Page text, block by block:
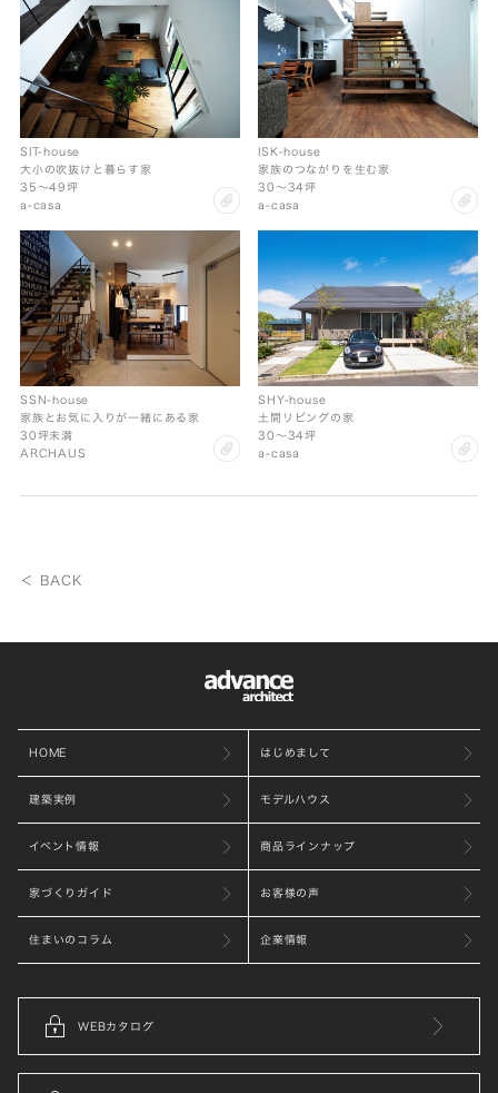
SIT-house
大小の吹抜けと暮らす家
35〜49坪
a-casa
ISK-house
家族のつながりを生む家
30〜34坪
a-casa
SSN-house
家族とお気に入りが一緒にある家
30坪未満
ARCHAUS
SHY-house
土間リビングの家
30〜34坪
a-casa
＜ BACK
HOME はじめまして
建築実例 モデルハウス
イベント情報 商品ラインナップ
家づくりガイド お客様の声
住まいのコラム 企業情報
WEBカタログ